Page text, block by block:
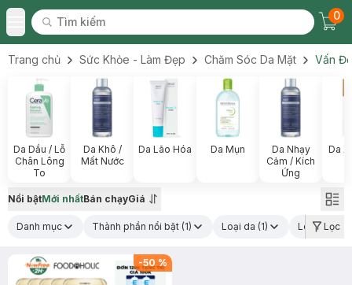
Toggle Menu
Tìm kiếm
Tìm kiếm
0
Trang chủ Sức Khỏe - Làm Đẹp Chăm Sóc Da Mặt Vấn
Da Dầu / Lỗ
Chân Lông
To
Da Khô /
Mất Nước
Da Lão Hóa Da Mụn
Da Nhạy
Cảm / Kích
Ứng
Da
Nổi bậtMới nhấtBán chạyGiá
Danh mục Thành phần nổi bật (1) Loại da (1) Loại sản
Lọc
-50 %